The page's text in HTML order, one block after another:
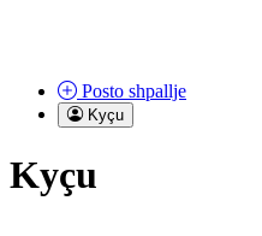
Posto shpallje
Kyçu
Kyçu